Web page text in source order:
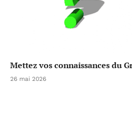
Mettez vos connaissances du
26 mai 2026